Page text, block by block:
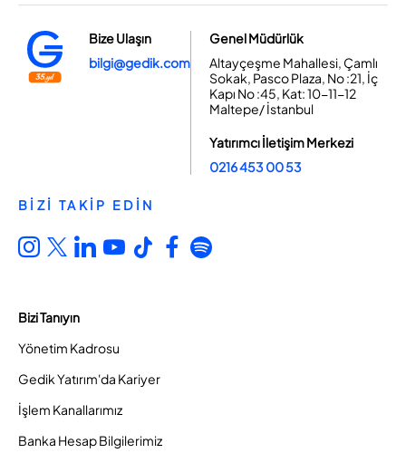
Bize Ulaşın
bilgi@gedik.com
Genel Müdürlük
Altayçeşme Mahallesi, Çamlı
Sokak, Pasco Plaza, No :21, İç
Kapı No :45, Kat: 10-11-12
Maltepe/ İstanbul
Yatırımcı İletişim Merkezi
0216 453 00 53
BİZİ TAKİP EDİN
Bizi Tanıyın
Yönetim Kadrosu
Gedik Yatırım'da Kariyer
İşlem Kanallarımız
Banka Hesap Bilgilerimiz